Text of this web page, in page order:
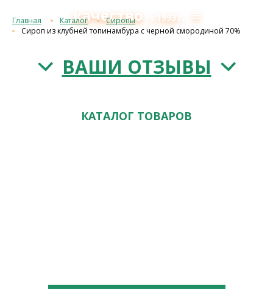
качество
с 1993 г. ≡
Главная Каталог
Сиропы
Сироп из клубней топинамбура с черной смородиной 70%
ВАШИ ОТЗЫВЫ
КАТАЛОГ ТОВАРОВ